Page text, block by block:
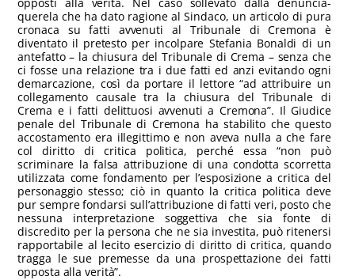
querela che ha dato ragione al Sindaco, un articolo di pura
cronaca su fatti avvenuti al Tribunale di Cremona è
diventato il pretesto per incolpare Stefania Bonaldi di un
antefatto – la chiusura del Tribunale di Crema – senza che
ci fosse una relazione tra i due fatti ed anzi evitando ogni
demarcazione, così da portare il lettore “ad attribuire un
collegamento causale tra la chiusura del Tribunale di
Crema e i fatti delittuosi avvenuti a Cremona”. Il Giudice
penale del Tribunale di Cremona ha stabilito che questo
accostamento era illegittimo e non aveva nulla a che fare
col diritto di critica politica, perché essa “non può
scriminare la falsa attribuzione di una condotta scorretta
utilizzata come fondamento per l’esposizione a critica del
personaggio stesso; ciò in quanto la critica politica deve
pur sempre fondarsi sull’attribuzione di fatti veri, posto che
nessuna interpretazione soggettiva che sia fonte di
discredito per la persona che ne sia investita, può ritenersi
rapportabile al lecito esercizio di diritto di critica, quando
tragga le sue premesse da una prospettazione dei fatti
opposta alla verità”.